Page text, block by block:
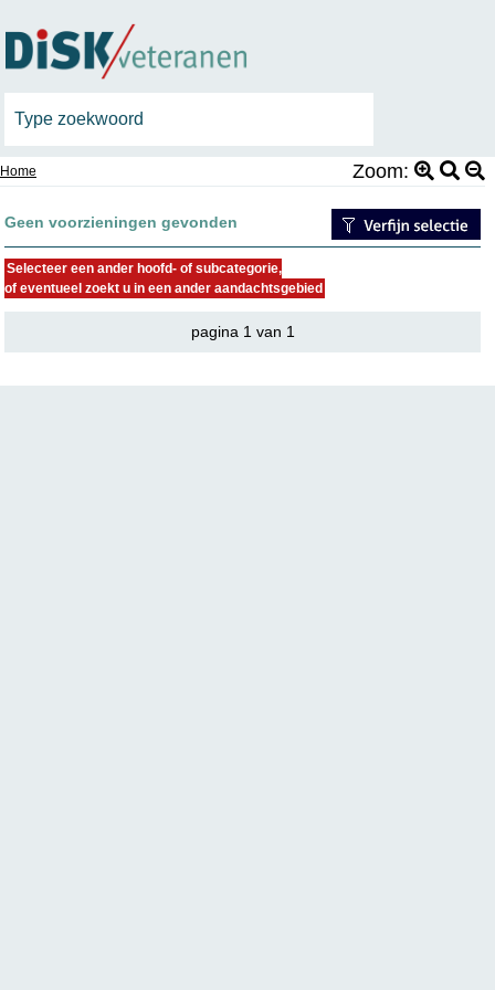
Home Zoom:
Geen voorzieningen gevonden
Selecteer een ander hoofd- of subcategorie,
of eventueel zoekt u in een ander aandachtsgebied
pagina 1 van 1